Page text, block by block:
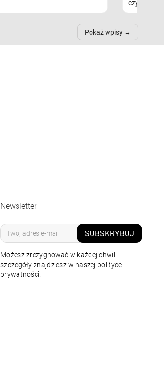
czytaj
Pokaż wpisy
Newsletter
SUBSKRYBUJ
Możesz zrezygnować w każdej chwili –
szczegóły znajdziesz w naszej polityce
prywatności.